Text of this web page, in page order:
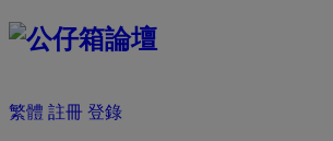
繁體 註冊 登錄